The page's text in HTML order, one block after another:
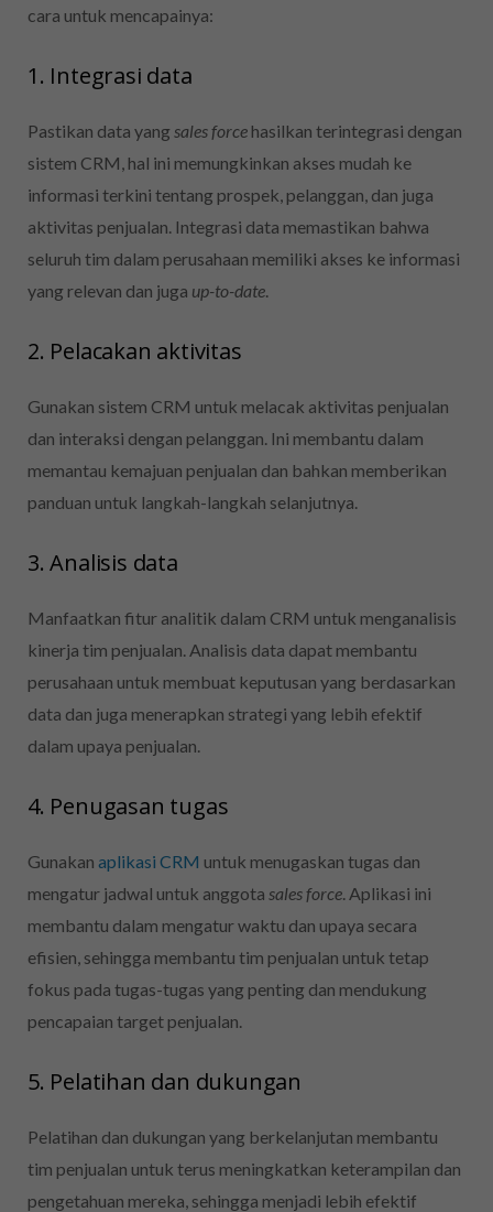
cara untuk mencapainya:
1. Integrasi data
Pastikan data yang sales force hasilkan terintegrasi dengan
sistem CRM, hal ini memungkinkan akses mudah ke
informasi terkini tentang prospek, pelanggan, dan juga
aktivitas penjualan. Integrasi data memastikan bahwa
seluruh tim dalam perusahaan memiliki akses ke informasi
yang relevan dan juga up-to-date
2. Pelacakan aktivitas
Gunakan sistem CRM untuk melacak aktivitas penjualan
dan interaksi dengan pelanggan. Ini membantu dalam
memantau kemajuan penjualan dan bahkan memberikan
panduan untuk langkah-langkah selanjutnya.
3. Analisis data
Manfaatkan fitur analitik dalam CRM untuk menganalisis
kinerja tim penjualan. Analisis data dapat membantu
perusahaan untuk membuat keputusan yang berdasarkan
data dan juga menerapkan strategi yang lebih efektif
dalam upaya penjualan.
4. Penugasan tugas
Gunakan aplikasi CRM untuk menugaskan tugas dan
mengatur jadwal untuk anggota sales force . Aplikasi ini
membantu dalam mengatur waktu dan upaya secara
efisien, sehingga membantu tim penjualan untuk tetap
fokus pada tugas-tugas yang penting dan mendukung
pencapaian target penjualan.
5. Pelatihan dan dukungan
Pelatihan dan dukungan yang berkelanjutan membantu
tim penjualan untuk terus meningkatkan keterampilan dan
pengetahuan mereka, sehingga menjadi lebih efektif